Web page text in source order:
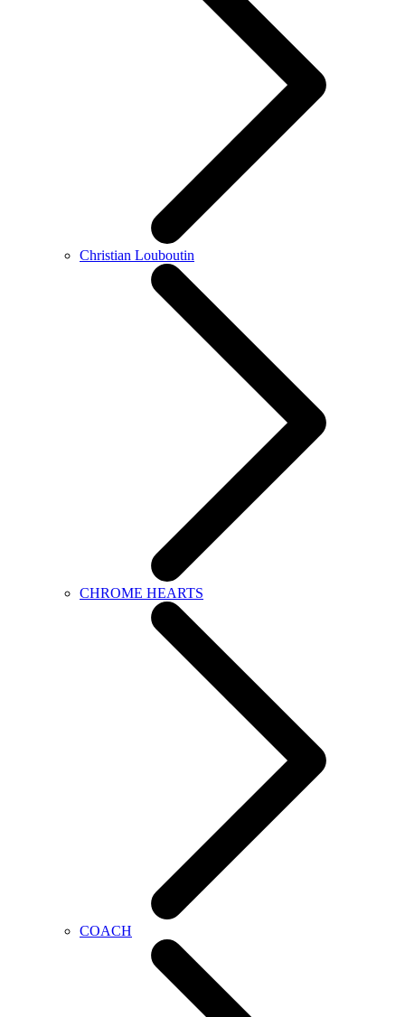
Christian Louboutin
CHROME HEARTS
COACH